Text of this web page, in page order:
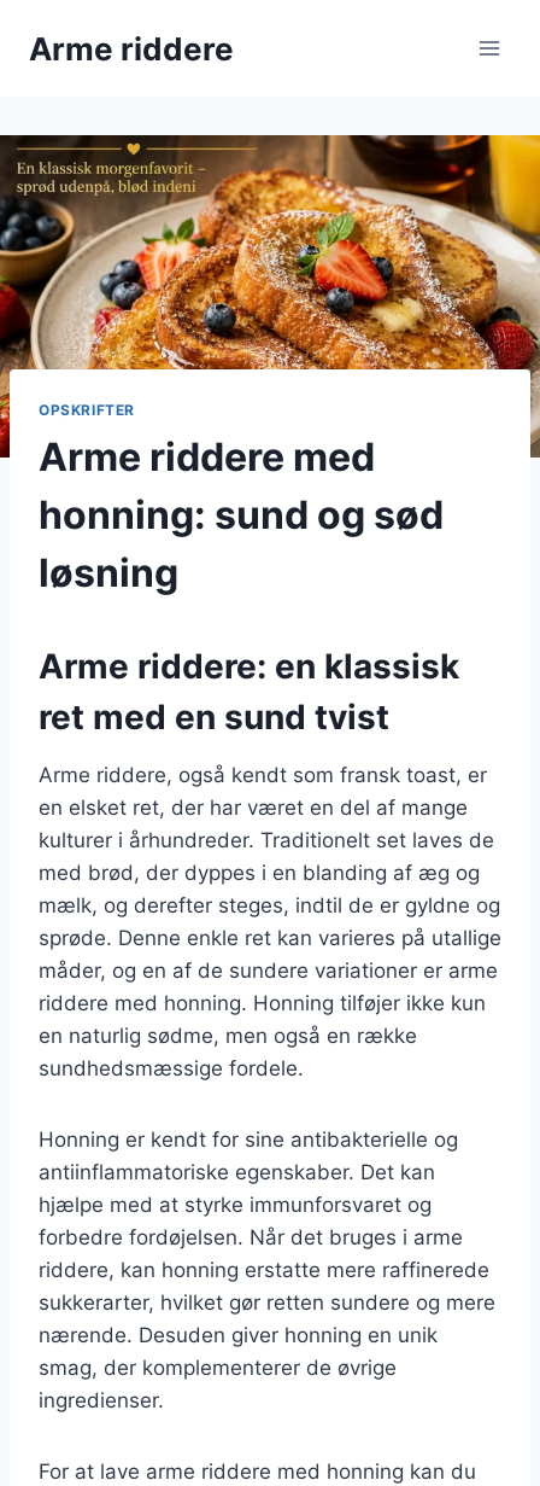
Arme riddere
OPSKRIFTER
Arme riddere med
honning: sund og sød
løsning
Arme riddere: en klassisk
ret med en sund tvist
Arme riddere, også kendt som fransk toast, er
en elsket ret, der har været en del af mange
kulturer i århundreder. Traditionelt set laves de
med brød, der dyppes i en blanding af æg og
mælk, og derefter steges, indtil de er gyldne og
sprøde. Denne enkle ret kan varieres på utallige
måder, og en af de sundere variationer er arme
riddere med honning. Honning tilføjer ikke kun
en naturlig sødme, men også en række
sundhedsmæssige fordele.
Honning er kendt for sine antibakterielle og
antiinflammatoriske egenskaber. Det kan
hjælpe med at styrke immunforsvaret og
forbedre fordøjelsen. Når det bruges i arme
riddere, kan honning erstatte mere raffinerede
sukkerarter, hvilket gør retten sundere og mere
nærende. Desuden giver honning en unik
smag, der komplementerer de øvrige
ingredienser.
For at lave arme riddere med honning kan du